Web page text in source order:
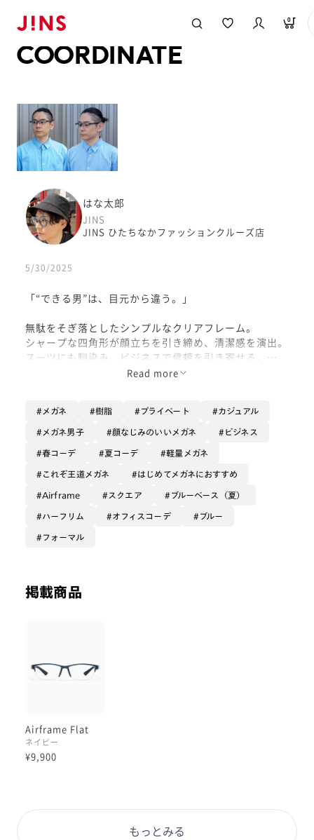
0
COORDINATE
はな太郎
JINS
JINS ひたちなかファッションクルーズ店
5/30/2025
「“できる男”は、目元から違う。」
無駄をそぎ落としたシンプルなクリアフレーム。
シャープな四角形が顔立ちを引き締め、清潔感を演出。
スーツにも馴染み、ビジネスで信頼を引き寄せる。
あなたの魅力を引き出す、新定番の一本です。
入っています。
Read more
メガネ 樹脂 プライベート カジュアル
メガネ男子 顔なじみのいいメガネ ビジネス
春コーデ 夏コーデ 軽量メガネ
これぞ王道メガネ はじめてメガネにおすすめ
Airframe スクエア ブルーベース（夏）
ハーフリム オフィスコーデ ブルー
フォーマル
掲載商品
Airframe Flat
ネイビー
¥9,900
もっとみる